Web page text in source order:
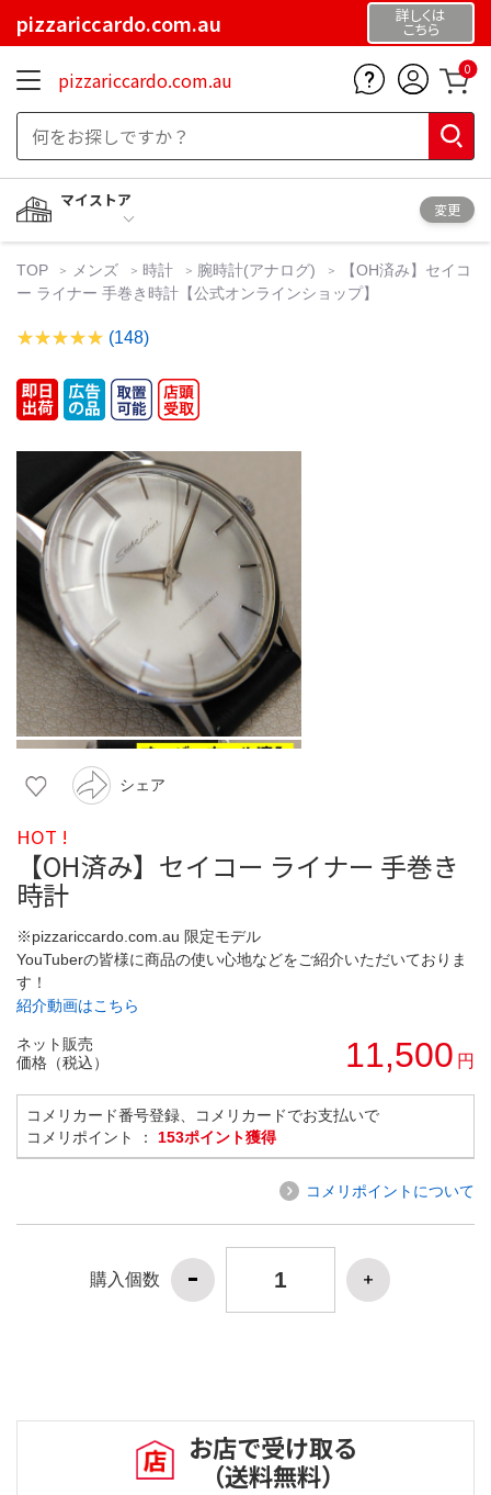
pizzariccardo.com.au 詳しくは
こちら
pizzariccardo.com.au 0
マイストア
変更
TOP メンズ 時計 腕時計(アナログ)
【OH済み】セイコ
ー ライナー 手巻き時計【公式オンラインショップ】
(148)
シェア
HOT !
【OH済み】セイコー ライナー 手巻き
時計
※pizzariccardo.com.au 限定モデル
YouTuberの皆様に商品の使い心地などをご紹介いただいておりま
す！
紹介動画はこちら
ネット販売
価格（税込）
11,500 円
コメリカード番号登録、コメリカードでお支払いで
コメリポイント ： 153ポイント獲得
コメリポイントについて
購入個数
お店で受け取る
（送料無料）